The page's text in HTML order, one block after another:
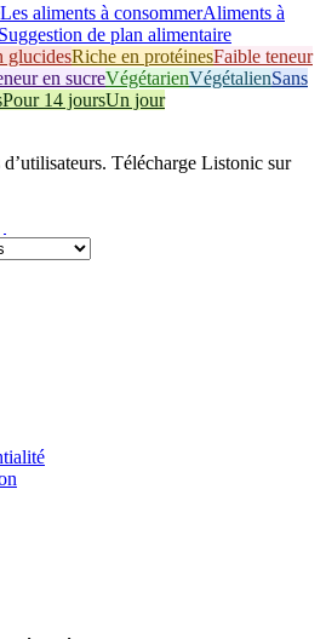
Les aliments à consommerAliments à
Suggestion de plan alimentaire
glucidesRiche en protéinesFaible teneur
en sucreVégétarienVégétalienSans
Pour 14 joursUn jour
Télécharge Listonic sur